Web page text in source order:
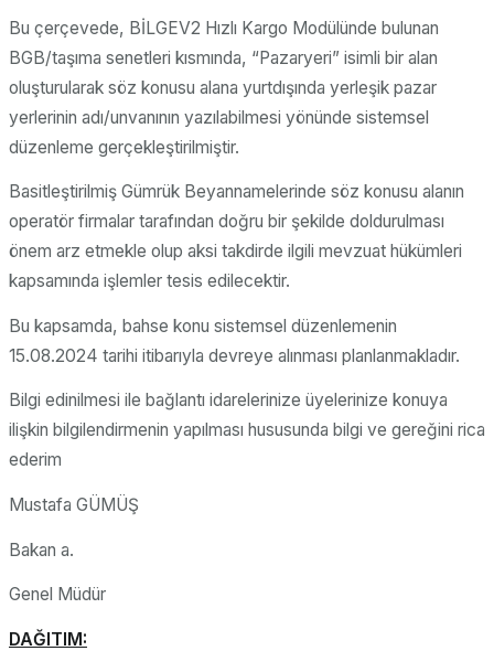
Bu çerçevede, BİLGEV2 Hızlı Kargo Modülünde bulunan
BGB/taşıma senetleri kısmında, “Pazaryeri” isimli bir alan
oluşturularak söz konusu alana yurtdışında yerleşik pazar
yerlerinin adı/unvanının yazılabilmesi yönünde sistemsel
düzenleme gerçekleştirilmiştir.
Basitleştirilmiş Gümrük Beyannamelerinde söz konusu alanın
operatör firmalar tarafından doğru bir şekilde doldurulması
önem arz etmekle olup aksi takdirde ilgili mevzuat hükümleri
kapsamında işlemler tesis edilecektir.
Bu kapsamda, bahse konu sistemsel düzenlemenin
15.08.2024 tarihi itibarıyla devreye alınması planlanmakladır.
Bilgi edinilmesi ile bağlantı idarelerinize üyelerinize konuya
ilişkin bilgilendirmenin yapılması hususunda bilgi ve gereğini rica
ederim
Mustafa GÜMÜŞ
Bakan a.
Genel Müdür
DAĞITIM: